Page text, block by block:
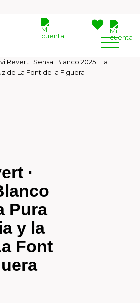
Revert · Sensal Blanco 2025 | La
de La Font de la Figuera
·
Pura
y la
Font